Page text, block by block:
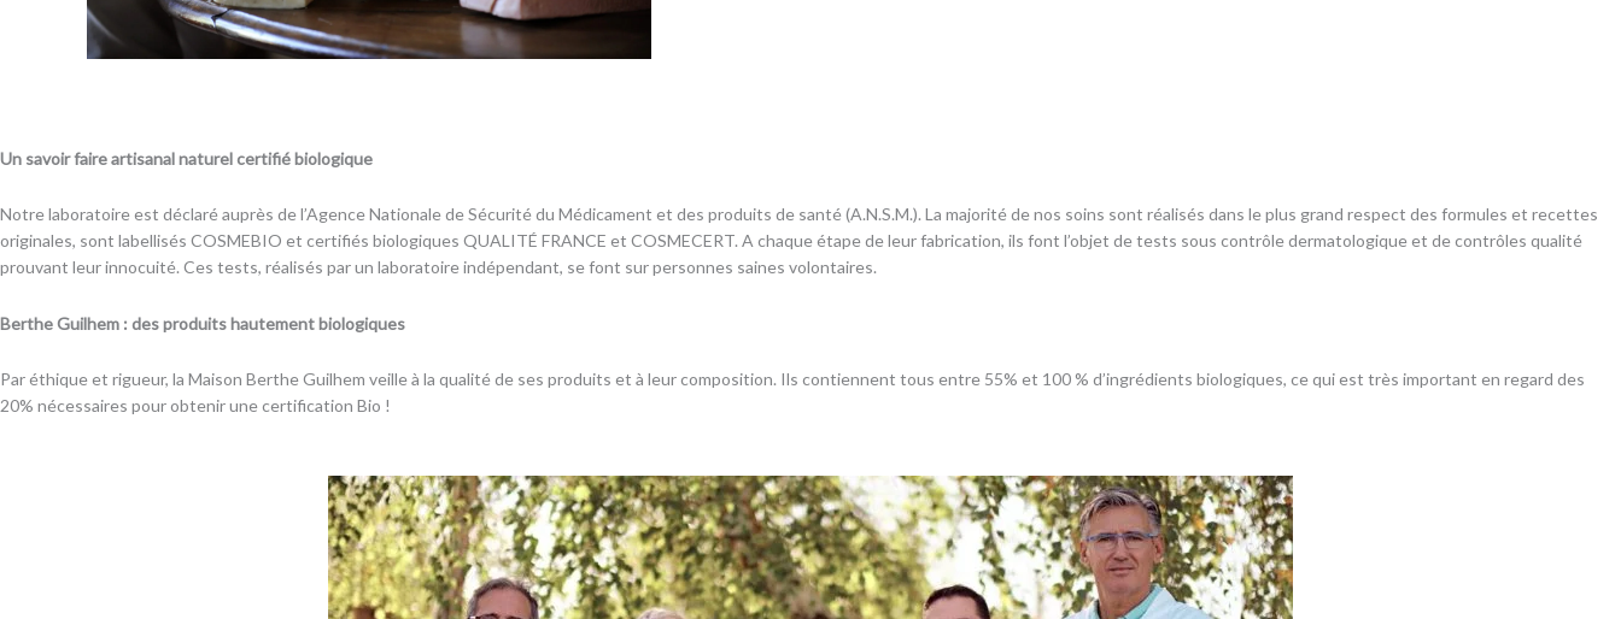
Un savoir faire artisanal naturel certifié biologique
Notre laboratoire est déclaré auprès de l’Agence Nationale de Sécurité du Médicament et des produits de santé (A.N.S.M.). La majorité de nos soins sont réalisés dans le plus grand respect des formules et recettes
originales, sont labellisés COSMEBIO et certifiés biologiques QUALITÉ FRANCE et COSMECERT. A chaque étape de leur fabrication, ils font l’objet de tests sous contrôle dermatologique et de contrôles qualité
prouvant leur innocuité. Ces tests, réalisés par un laboratoire indépendant, se font sur personnes saines volontaires.
Berthe Guilhem : des produits hautement biologiques
Par éthique et rigueur, la Maison Berthe Guilhem veille à la qualité de ses produits et à leur composition. Ils contiennent tous entre 55% et 100 % d’ingrédients biologiques, ce qui est très important en regard des
20% nécessaires pour obtenir une certification Bio !